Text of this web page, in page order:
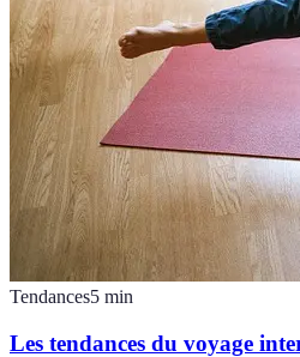
Tendances5 min
Les tendances du voyage